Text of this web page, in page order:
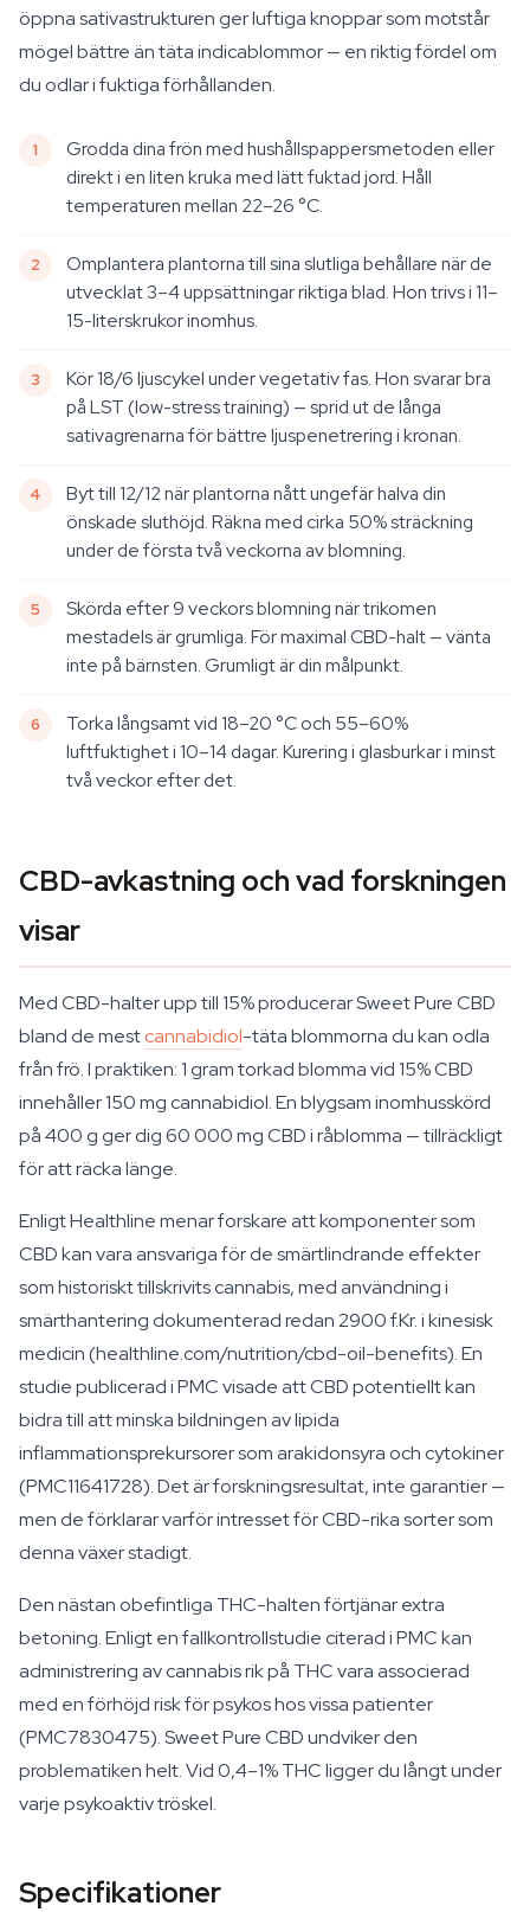
öppna sativastrukturen ger luftiga knoppar som motstår
mögel bättre än täta indicablommor — en riktig fördel om
du odlar i fuktiga förhållanden.
Grodda dina frön med hushållspappersmetoden eller
direkt i en liten kruka med lätt fuktad jord. Håll
temperaturen mellan 22–26 °C.
Omplantera plantorna till sina slutliga behållare när de
utvecklat 3–4 uppsättningar riktiga blad. Hon trivs i 11–
15-literskrukor inomhus.
Kör 18/6 ljuscykel under vegetativ fas. Hon svarar bra
på LST (low-stress training) — sprid ut de långa
sativagrenarna för bättre ljuspenetrering i kronan.
Byt till 12/12 när plantorna nått ungefär halva din
önskade sluthöjd. Räkna med cirka 50% sträckning
under de första två veckorna av blomning.
Skörda efter 9 veckors blomning när trikomen
mestadels är grumliga. För maximal CBD-halt — vänta
inte på bärnsten. Grumligt är din målpunkt.
Torka långsamt vid 18–20 °C och 55–60%
luftfuktighet i 10–14 dagar. Kurering i glasburkar i minst
två veckor efter det.
CBD-avkastning och vad forskningen
visar
Med CBD-halter upp till 15% producerar Sweet Pure CBD
bland de mestcannabidiol-täta blommorna du kan odla
från frö. I praktiken: 1 gram torkad blomma vid 15% CBD
innehåller 150 mg cannabidiol. En blygsam inomhusskörd
på 400 g ger dig 60 000 mg CBD i råblomma — tillräckligt
för att räcka länge.
Enligt Healthline menar forskare att komponenter som
CBD kan vara ansvariga för de smärtlindrande effekter
som historiskt tillskrivits cannabis, med användning i
smärthantering dokumenterad redan 2900 f.Kr. i kinesisk
medicin (healthline.com/nutrition/cbd-oil-benefits). En
studie publicerad i PMC visade att CBD potentiellt kan
bidra till att minska bildningen av lipida
inflammationsprekursorer som arakidonsyra och cytokiner
(PMC11641728). Det är forskningsresultat, inte garantier —
men de förklarar varför intresset för CBD-rika sorter som
denna växer stadigt.
Den nästan obefintliga THC-halten förtjänar extra
betoning. Enligt en fallkontrollstudie citerad i PMC kan
administrering av cannabis rik på THC vara associerad
med en förhöjd risk för psykos hos vissa patienter
(PMC7830475). Sweet Pure CBD undviker den
problematiken helt. Vid 0,4–1% THC ligger du långt under
varje psykoaktiv tröskel.
Specifikationer